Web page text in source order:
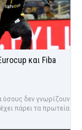
και Fiba
όσους δεν γνωρίζουν
πάρει τα πρωτεία